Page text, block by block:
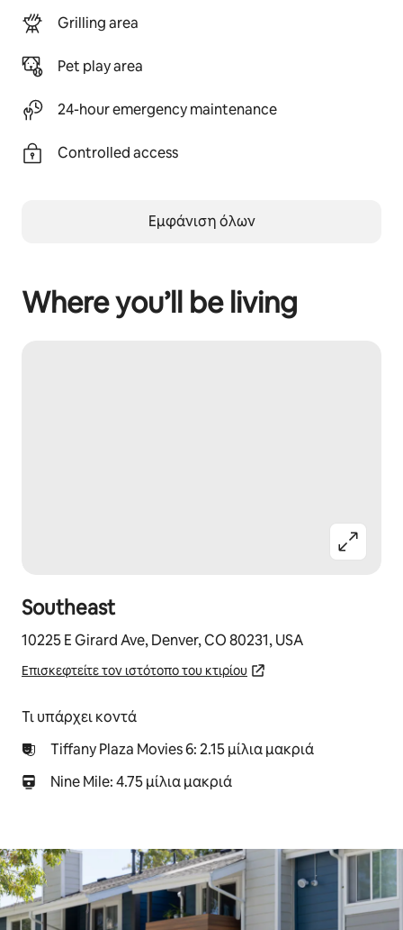
Grilling area
Pet play area
24-hour emergency maintenance
Controlled access
Εμφάνιση όλων
Where you’ll be living
Southeast
10225 E Girard Ave, Denver, CO 80231, USA
Επισκεφτείτε τον ιστότοπο του κτιρίου
Τι υπάρχει κοντά
Tiffany Plaza Movies 6: 2.15 μίλια μακριά
Nine Mile: 4.75 μίλια μακριά